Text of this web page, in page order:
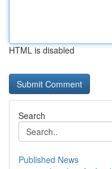
HTML is disabled
Search
Published News